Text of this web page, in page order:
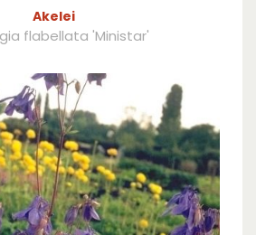
Akelei
flabellata 'Ministar'